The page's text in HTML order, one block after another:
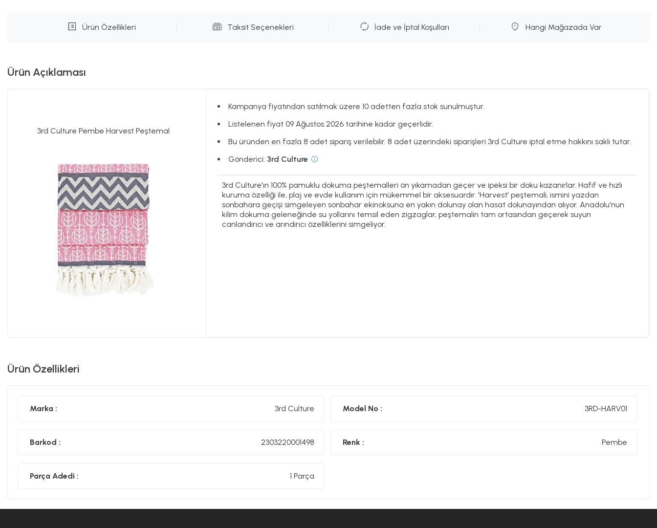
Ürün Özellikleri Taksit Seçenekleri İade ve İptal Koşulları Hangi Mağazada Var
Ürün Açıklaması
3rd Culture Pembe Harvest Peştemal
Kampanya fiyatından satılmak üzere 10 adetten fazla stok sunulmuştur.
Listelenen fiyat 09 Ağustos 2026 tarihine kadar geçerlidir.
Bu üründen en fazla 8 adet sipariş verilebilir. 8 adet üzerindeki siparişleri 3rd Culture iptal etme hakkını saklı tutar.
Gönderici: 3rd Culture
3rd Culture'ın 100% pamuklu dokuma peştemalleri ön yıkamadan geçer ve ipeksi bir doku kazanırlar. Hafif ve hızlı
kuruma özelliği ile, plaj ve evde kullanım için mükemmel bir aksesuardır. 'Harvest' peştemali, ismini yazdan
sonbahara geçişi simgeleyen sonbahar ekinoksuna en yakın dolunay olan hasat dolunayından alıyor. Anadolu'nun
kilim dokuma geleneğinde su yollarını temsil eden zigzaglar, peştemalin tam ortasından geçerek suyun
canlandırıcı ve arındırıcı özelliklerini simgeliyor.
Ürün Özellikleri
Marka : 3rd Culture Model No : 3RD-HARV01
Barkod : 2303220001498 Renk : Pembe
Parça Adedi : 1 Parça